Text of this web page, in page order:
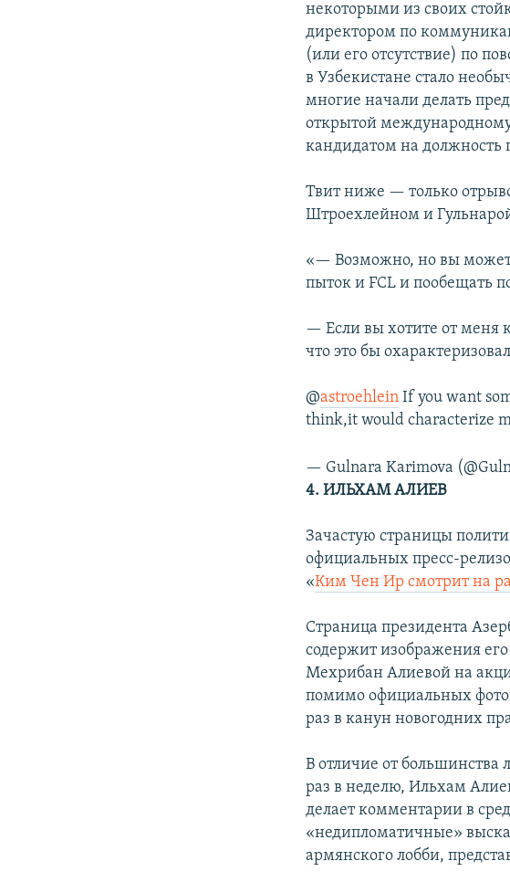
некоторыми из своих
директором по
(или его отсутствие) по
в Узбекистане стало
многие начали делать
открытой
кандидатом на должность
Твит ниже — только
Штроехлейном и
«— Возможно, но вы
пыток и FCL и пообещать
— Если вы хотите от меня
что это бы
@astroehlein If you want
think,it would characterize
— Gulnara Karimova
4. ИЛЬХАМ АЛИЕВ
Зачастую страницы
официальных пресс-
«Ким Чен Ир смотрит на
Страница президента
содержит изображения
Мехрибан Алиевой на
помимо официальных
раз в канун новогодних
В отличие от
раз в неделю, Ильхам
делает комментарии в
«недипломатичные»
армянского лобби,